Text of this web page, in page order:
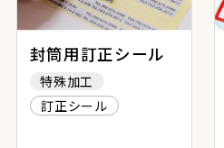
封筒用訂正シール
特殊加工
訂正シール